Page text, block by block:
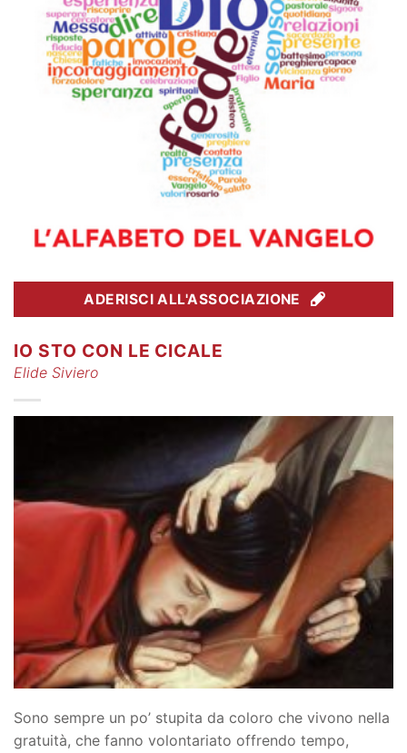
ADERISCI ALL'ASSOCIAZIONE
IO STO CON LE CICALE
Elide Siviero
Sono sempre un po’ stupita da coloro che vivono nella
gratuità, che fanno volontariato offrendo tempo,